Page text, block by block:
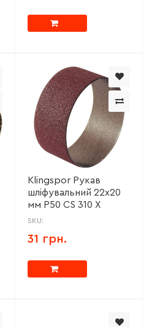
Klingspor Рукав
шліфувальний 22х20
мм P50 CS 310 X
SKU:
31 грн.